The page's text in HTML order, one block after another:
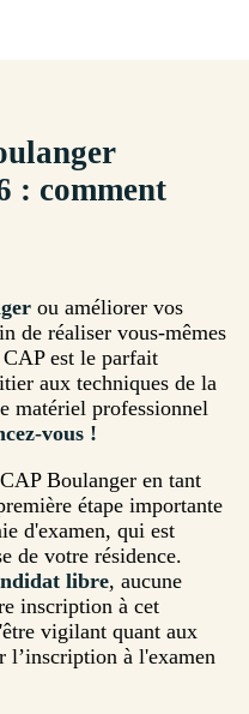
: comment
ou améliorer vos
de réaliser vous-mêmes
est le parfait
aux techniques de la
matériel professionnel
vous !
Boulanger en tant
étape importante
d'examen, qui est
de votre résidence.
libre, aucune
inscription à cet
vigilant quant aux
l’inscription à l'examen